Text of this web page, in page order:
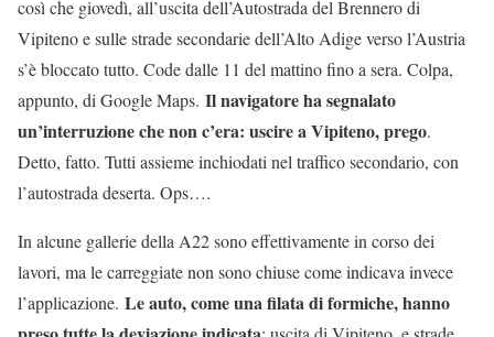
così che giovedì, all’uscita dell’Autostrada del Brennero di
Vipiteno e sulle strade secondarie dell’Alto Adige verso l’Austria
s’è bloccato tutto. Code dalle 11 del mattino fino a sera. Colpa,
appunto, di Google Maps. Il navigatore ha segnalato
un’interruzione che non c’era: uscire a Vipiteno, prego.
Detto, fatto. Tutti assieme inchiodati nel traffico secondario, con
l’autostrada deserta. Ops….
In alcune gallerie della A22 sono effettivamente in corso dei
lavori, ma le carreggiate non sono chiuse come indicava invece
l’applicazione. Le auto, come una filata di formiche, hanno